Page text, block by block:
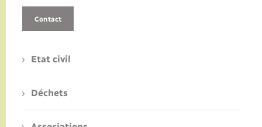
Contact
Etat civil
Déchets